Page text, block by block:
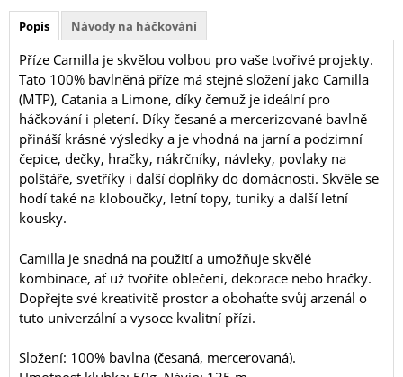
Popis Návody na háčkování
Příze Camilla je skvělou volbou pro vaše tvořivé projekty.
Tato 100% bavlněná příze má stejné složení jako Camilla
(MTP), Catania a Limone, díky čemuž je ideální pro
háčkování i pletení. Díky česané a mercerizované bavlně
přináší krásné výsledky a je vhodná na jarní a podzimní
čepice, dečky, hračky, nákrčníky, návleky, povlaky na
polštáře, svetříky i další doplňky do domácnosti. Skvěle se
hodí také na kloboučky, letní topy, tuniky a další letní
kousky.
Camilla je snadná na použití a umožňuje skvělé
kombinace, ať už tvoříte oblečení, dekorace nebo hračky.
Dopřejte své kreativitě prostor a obohaťte svůj arzenál o
tuto univerzální a vysoce kvalitní přízi.
Složení: 100% bavlna (česaná, mercerovaná).